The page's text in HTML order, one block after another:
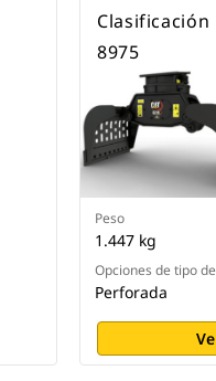
Clasificación
8975
Peso
1.447 kg
Opciones de tipo
Perforada